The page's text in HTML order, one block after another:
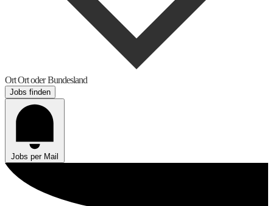
OrtOrt oder Bundesland
Jobs finden
Jobs per Mail